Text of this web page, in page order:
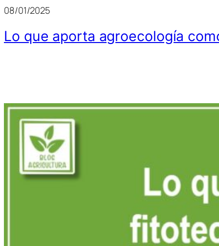
08/01/2025
Lo que aporta agroecología